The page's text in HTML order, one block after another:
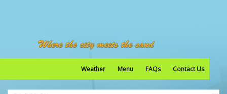
Weather Menu FAQs Contact Us